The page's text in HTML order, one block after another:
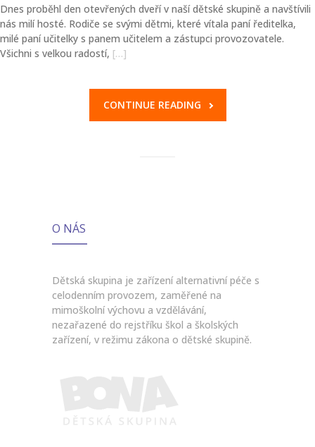
Dnes proběhl den otevřených dveří v naší dětské skupině a navštívili
nás milí hosté. Rodiče se svými dětmi, které vítala paní ředitelka,
milé paní učitelky s panem učitelem a zástupci provozovatele.
Všichni s velkou radostí, […]
CONTINUE READING
O NÁS
Dětská skupina je zařízení alternativní péče s
celodenním provozem, zaměřené na
mimoškolní výchovu a vzdělávání,
nezařazené do rejstříku škol a školských
zařízení, v režimu zákona o dětské skupině.